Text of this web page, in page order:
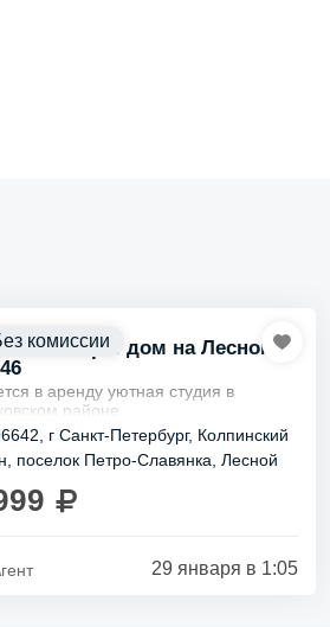
в Питере: дом на Лесном
в аренду уютная студия в
районе.
охраняемая территория и
рядом.
есть магазины, парки и
рассчитана...
г Санкт-Петербург, Колпинский
поселок Петро-Славянка, Лесной
29 января в 1:05
комиссии